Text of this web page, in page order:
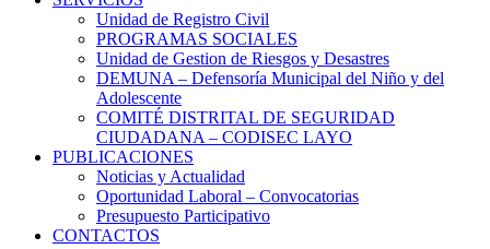
Unidad de Registro Civil
PROGRAMAS SOCIALES
Unidad de Gestion de Riesgos y Desastres
DEMUNA – Defensoría Municipal del Niño y del
Adolescente
COMITÉ DISTRITAL DE SEGURIDAD
CIUDADANA – CODISEC LAYO
PUBLICACIONES
Noticias y Actualidad
Oportunidad Laboral – Convocatorias
Presupuesto Participativo
CONTACTOS